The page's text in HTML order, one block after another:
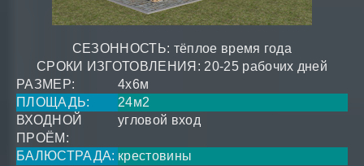
СЕЗОННОСТЬ: тёплое время года
СРОКИ ИЗГОТОВЛЕНИЯ: 20-25 рабочих дней
РАЗМЕР:
4x6м
ПЛОЩАДЬ:
24м2
ВХОДНОЙ
ПРОЁМ:
угловой вход
БАЛЮСТРАДА: крестовины